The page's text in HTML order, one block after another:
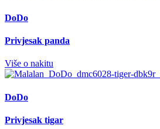
DoDo
Privjesak panda
Više o nakitu
DoDo
Privjesak tigar